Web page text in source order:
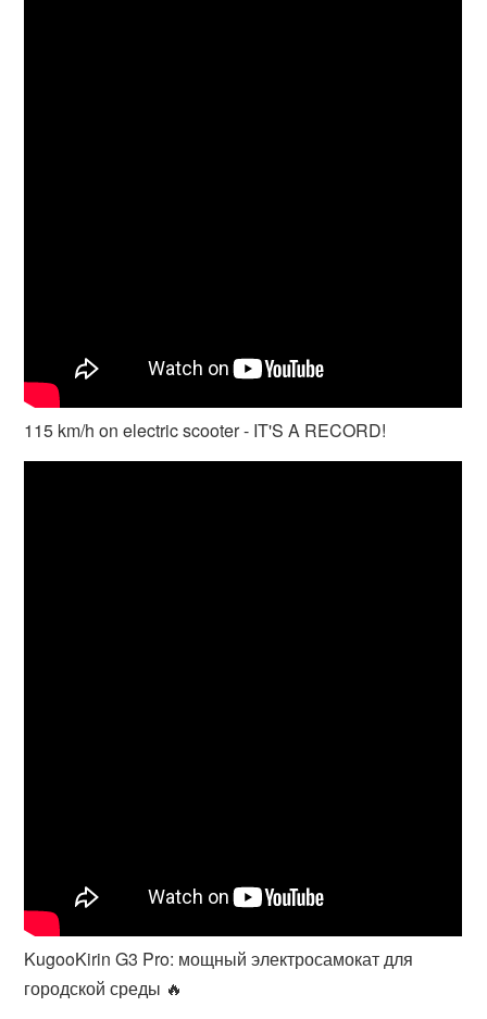
115 km/h on electric scooter - IT'S A RECORD!
KugooKirin G3 Pro: мощный электросамокат для
городской среды 🔥